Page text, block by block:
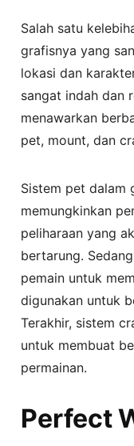
Salah satu
grafisnya yang
lokasi dan
sangat indah dan
menawarkan
pet, mount, dan
Sistem pet dalam
memungkinkan
peliharaan yang
bertarung.
pemain untuk
digunakan untuk
Terakhir, sistem
untuk membuat
permainan.
Perfect